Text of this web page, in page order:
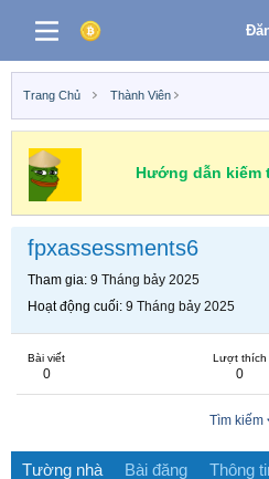
Trang Chủ Thành Viên
Hướng dẫn kiếm
fpxassessments6
Tham gia 9 Tháng bảy 2025
Hoạt động cuối 9 Tháng bảy 2025
Bài viết
0
Lượt thích
0
Tìm kiếm
Tường nhà Bài đăng Thông